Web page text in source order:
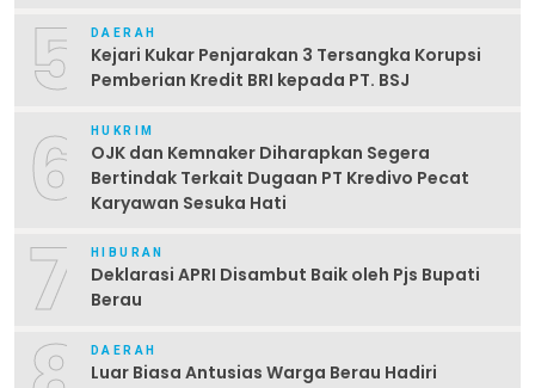
5 DAERAH
Kejari Kukar Penjarakan 3 Tersangka Korupsi
Pemberian Kredit BRI kepada PT. BSJ
6 HUKRIM
OJK dan Kemnaker Diharapkan Segera
Bertindak Terkait Dugaan PT Kredivo Pecat
Karyawan Sesuka Hati
7 HIBURAN
Deklarasi APRI Disambut Baik oleh Pjs Bupati
Berau
DAERAH
Luar Biasa Antusias Warga Berau Hadiri